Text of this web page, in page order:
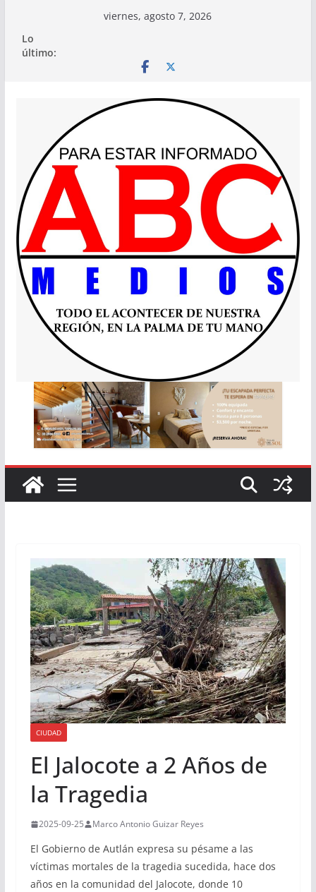
contenido
viernes, agosto 7, 2026
Lo
último:
CIUDAD
El Jalocote a 2 Años de
la Tragedia
2025-09-25 Marco Antonio Guizar Reyes
El Gobierno de Autlán expresa su pésame a las
víctimas mortales de la tragedia sucedida, hace dos
años en la comunidad del Jalocote, donde 10